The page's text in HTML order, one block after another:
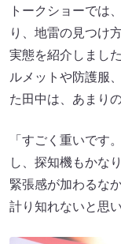
トークショーでは
り、地雷の見つけ
実態を紹介しまし
ルメットや防護服
た田中は、あまり
「すごく重いです
し、探知機もかな
緊張感が加わるな
計り知れないと思